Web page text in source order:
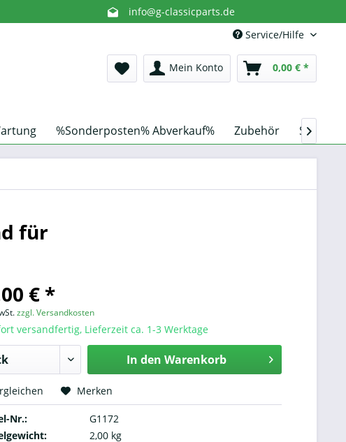
info@g-classicparts.de
Service/Hilfe
Mein Konto 0,00 € *
%Sonderposten% Abverkauf% Zubehör 
für
€ *
zzgl. Versandkosten
versandfertig, Lieferzeit ca. 1-3 Werktage
In den Warenkorb
Merken
Nr.:
G1172
2,00 kg